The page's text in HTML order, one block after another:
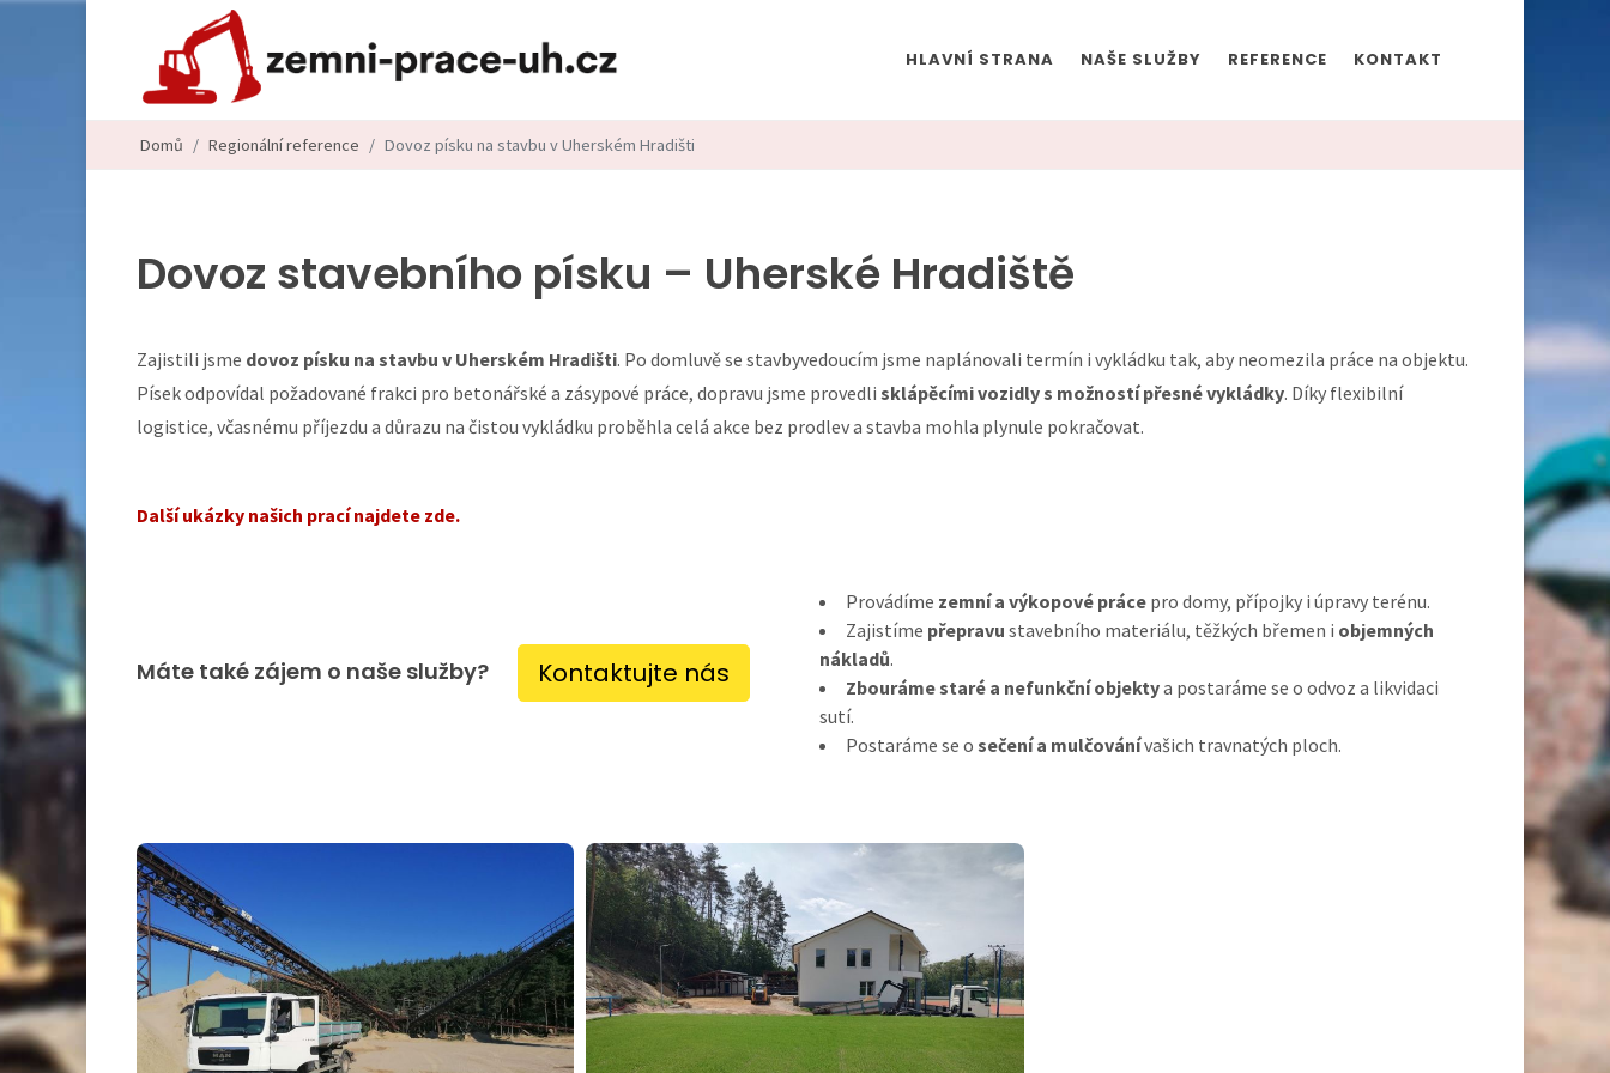
HLAVNÍ STRANA NAŠE SLUŽBY REFERENCE KONTAKT
Domů Regionální reference Dovoz písku na stavbu v Uherském Hradišti
Dovoz stavebního písku – Uherské Hradiště
Zajistili jsme dovoz písku na stavbu v Uherském Hradišti. Po domluvě se stavbyvedoucím jsme naplánovali termín i vykládku tak, aby neomezila práce na objektu.
Písek odpovídal požadované frakci pro betonářské a zásypové práce, dopravu jsme provedli sklápěcími vozidly s možností přesné vykládky. Díky flexibilní
logistice, včasnému příjezdu a důrazu na čistou vykládku proběhla celá akce bez prodlev a stavba mohla plynule pokračovat.
Další ukázky našich prací najdete zde.
Máte také zájem o naše služby? Kontaktujte nás
Provádíme zemní a výkopové práce pro domy, přípojky i úpravy terénu.
Zajistíme přepravu stavebního materiálu, těžkých břemen i objemných
nákladů.
Zbouráme staré a nefunkční objektya postaráme se o odvoz a likvidaci
sutí.
Postaráme se o sečení a mulčovánívašich travnatých ploch.